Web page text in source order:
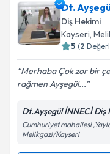
Dt. Büşra
oluşturun. Size bu
takvim
Kişisel
Metni'ni
kapsamda
Dt.
Diş Hekimi
Kayseri,
5 (2
Merhaba Çok zor bir
rağmen Ayşegül...
Dt.Ayşegül İNNECİ Diş
Cumhuriyet mahallesi
Melikgazi/Kayseri